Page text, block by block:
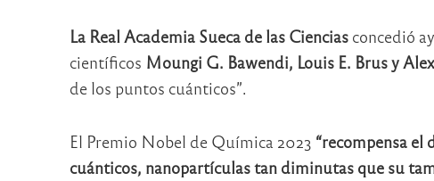
La Real Academia Sueca de las Cienciasconcedió
científicos Moungi G. Bawendi, Louis E. Brus y
de los puntos cuánticos”.
El Premio Nobel de Química 2023 “recompensa
cuánticos, nanopartículas tan diminutas que su